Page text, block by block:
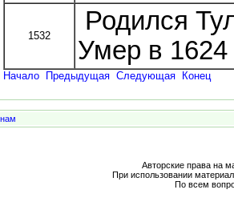
1532
Родился
Умер в 1624
Начало Предыдущая Следующая Конец
Авторские права на
При использовании
По всем